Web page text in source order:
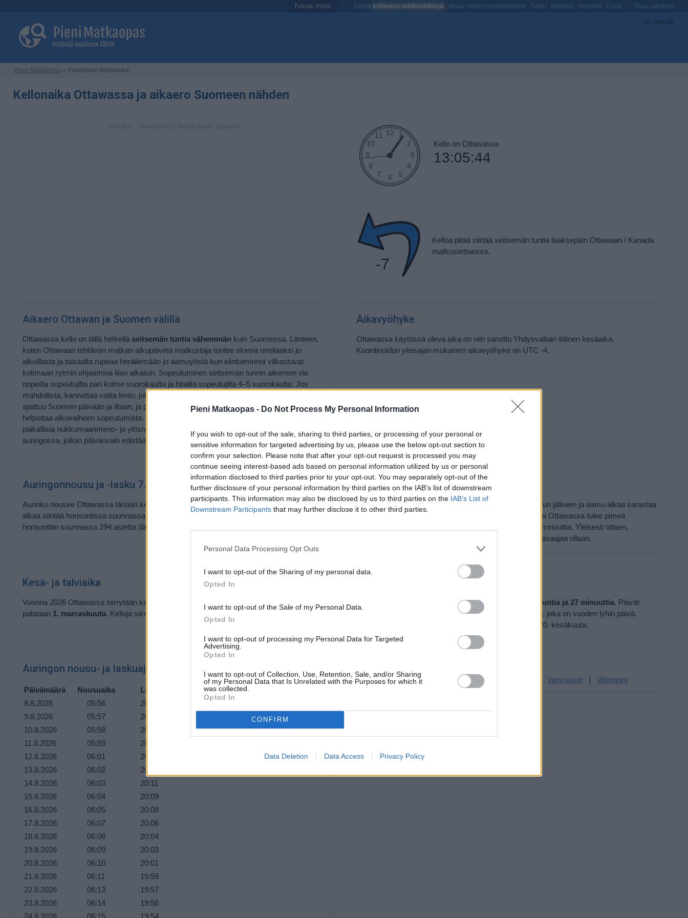
Pieni Matkaopas - Do Not Process My Personal Information
If you wish to opt-out of the sale, sharing to third parties, or processing of your personal or
sensitive information for targeted advertising by us, please use the below opt-out section to
confirm your selection. Please note that after your opt-out request is processed you may
continue seeing interest-based ads based on personal information utilized by us or personal
information disclosed to third parties prior to your opt-out. You may separately opt-out of the
further disclosure of your personal information by third parties on the IAB’s list of downstream
participants. This information may also be disclosed by us to third parties on the IAB’s List of
Downstream Participants that may further disclose it to other third parties.
Personal Data Processing Opt Outs
I want to opt-out of the Sharing of my personal data.
Opted In
I want to opt-out of the Sale of my Personal Data.
Opted In
I want to opt-out of processing my Personal Data for Targeted
Advertising.
Opted In
I want to opt-out of Collection, Use, Retention, Sale, and/or Sharing
of my Personal Data that Is Unrelated with the Purposes for which it
was collected.
Opted In
CONFIRM
Data Deletion Data Access Privacy Policy
Tutustu myös: Satoja kotimaan matkavinkkejä Maan mainiot matkakohteet Turku Naantali Helsinki Lisää... Tilaa uutiskirje
Ota yhteyttä
Pieni Matkaopas » Paikallinen kellonaika
Kellonaika Ottawassa ja aikaero Suomeen nähden
Kello on Ottawassa
13:05:44
-7
Kelloa pitää siirtää seitsemän tuntia taaksepäin Ottawaan / Kanada
matkustettaessa.
Aikaero Ottawan ja Suomen välillä
Ottawassa kello on tällä hetkellä seitsemän tuntia vähemmän kuin Suomessa. Länteen,
kuten Ottawaan tehtävän matkan alkupäivinä matkustaja tuntee olonsa uneliaaksi jo
alkuillasta ja toisaalta rupeaa heräilemään jo aamuyöstä kun elintoiminnot vilkastuvat
kotimaan rytmin ohjaamina liian aikaisin. Sopeutuminen seitsemän tunnin aikeroon vie
nopeilta sopeutujilta pari kolme vuorokautta ja hitailta sopeutujilta 4–5 vuorokautta. Jos
mahdollista, kannattaa valita lento, joka lähtee Suomesta aamupäivällä. Tällöin matka
ajoittuu Suomen päivään ja iltaan, ja pysyminen hereillä lennon aikana on helpompaa, mikä
helpottaa alkuvaiheen sopeutumista. Perillä kannattaa sinnikkäästi pyrkiä noudattamaan
paikallisia nukkumaanmeno- ja ylösnousuaikoja ja viettää aikaa ja liikkua ulkona
auringossa, jolloin päivänvalo edistää virittymistä paikalliseen aikaan.
Aikavyöhyke
Ottawassa käytössä oleva aika on niin sanottu Yhdysvaltain itäinen kesäaika.
Koordinoidun yleisajan mukainen aikavyöhyke on UTC -4.
Auringonnousu ja -lasku 7.8.2026
Aurinko nousee Ottawassa tänään kello ja laskee kello
. Nouseva aurinko
alkaa siintää horisontissa suunnassa 66 astetta (itä) ja laskeva aurinko painuu mailleen
horisonttiin suunnassa 294 astetta (länsi).
Kuinka nopeasti Ottawassa tulee pimeä
Ottawassa on hämärää vielä
auringonlaskun jälkeen ja aamu alkaa sarastaa
saman verran ennen auringonnousua. Auringon laskettua Ottawassa tulee pimeä
nopeammin kuin Suomessa, ero Etelä-Suomeen on 24 minuuttia. Yleisesti ottaen,
hämärän aika on sitä lyhyempi, mitä lähempänä päiväntasaajaa ollaan.
Kesä- ja talviaika
Vuonna 2026 Ottawassa siirrytään kesäaikaan
palataan 1. marraskuuta. Kelloja siirretään kesäajan takia 1 tunnilla.
Päivän pituus Ottawassa on tähän aikaan vuodesta 14 tuntia ja 27 minuuttia. Päivät
lyhenevät hiljalleen, ja tätä jatkuu aina 21. joulukuuta asti, joka on vuoden lyhin päivä.
Tästä eteenpäin päivät alkavat pidetä, ja pisin päivä on 20. kesäkuuta.
Auringon nousu- ja laskuajat lähipäivinä
Päivämäärä Nousuaika
Laskuaika
8.8.2026
05:56
20:20
9.8.2026
05:57
20:19
10.8.2026
05:58
20:17
11.8.2026
05:59
20:16
12.8.2026
06:01
20:14
13.8.2026
06:02
20:12
14.8.2026
06:03
20:11
15.8.2026
06:04
20:09
16.8.2026
06:05
20:08
17.8.2026
06:07
20:06
18.8.2026
06:08
20:04
19.8.2026
06:09
20:03
20.8.2026
06:10
20:01
21.8.2026
06:11
19:59
22.8.2026
06:13
19:57
23.8.2026
06:14
19:56
Calgary| | Quebec Vancouver| Winnipeg